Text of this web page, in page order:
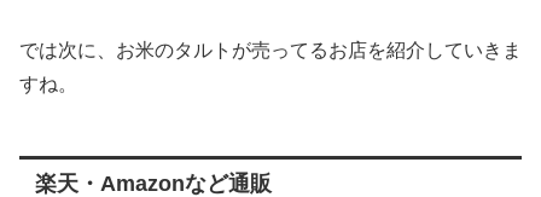
では次に、お米のタルトが売ってるお店を紹介していきま
すね。
楽天・Amazonなど通販